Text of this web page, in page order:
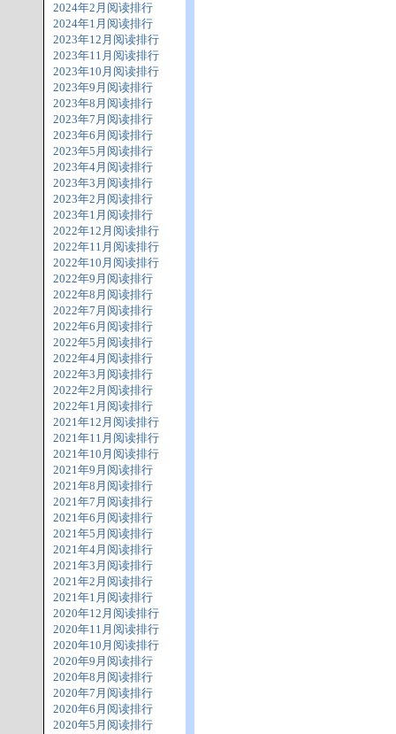
2024年2月阅读排行
2024年1月阅读排行
2023年12月阅读排行
2023年11月阅读排行
2023年10月阅读排行
2023年9月阅读排行
2023年8月阅读排行
2023年7月阅读排行
2023年6月阅读排行
2023年5月阅读排行
2023年4月阅读排行
2023年3月阅读排行
2023年2月阅读排行
2023年1月阅读排行
2022年12月阅读排行
2022年11月阅读排行
2022年10月阅读排行
2022年9月阅读排行
2022年8月阅读排行
2022年7月阅读排行
2022年6月阅读排行
2022年5月阅读排行
2022年4月阅读排行
2022年3月阅读排行
2022年2月阅读排行
2022年1月阅读排行
2021年12月阅读排行
2021年11月阅读排行
2021年10月阅读排行
2021年9月阅读排行
2021年8月阅读排行
2021年7月阅读排行
2021年6月阅读排行
2021年5月阅读排行
2021年4月阅读排行
2021年3月阅读排行
2021年2月阅读排行
2021年1月阅读排行
2020年12月阅读排行
2020年11月阅读排行
2020年10月阅读排行
2020年9月阅读排行
2020年8月阅读排行
2020年7月阅读排行
2020年6月阅读排行
2020年5月阅读排行